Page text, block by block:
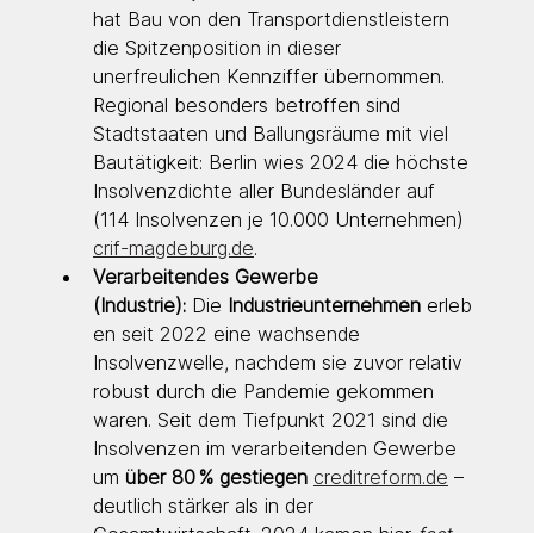
hat Bau von den Transportdienstleistern
die Spitzenposition in dieser
unerfreulichen Kennziffer übernommen.
Regional besonders betroffen sind
Stadtstaaten und Ballungsräume mit viel
Bautätigkeit: Berlin wies 2024 die höchste
Insolvenzdichte aller Bundesländer auf
(114 Insolvenzen je 10.000 Unternehmen)
crif-magdeburg.de.
Verarbeitendes Gewerbe
(Industrie): Die Industrieunternehmen erleb
en seit 2022 eine wachsende
Insolvenzwelle, nachdem sie zuvor relativ
robust durch die Pandemie gekommen
waren. Seit dem Tiefpunkt 2021 sind die
Insolvenzen im verarbeitenden Gewerbe
um über 80 % gestiegen creditreform.de –
deutlich stärker als in der